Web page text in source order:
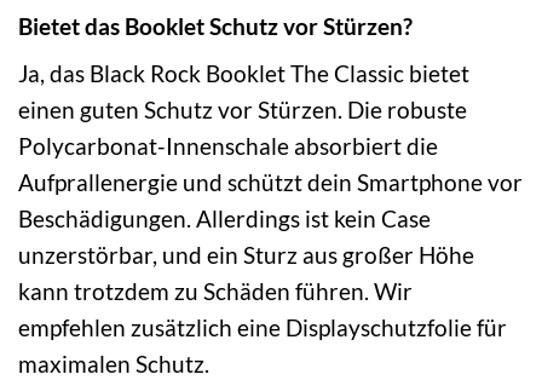
Bietet das Booklet Schutz vor Stürzen?
Ja, das Black Rock Booklet The Classic bietet
einen guten Schutz vor Stürzen. Die robuste
Polycarbonat-Innenschale absorbiert die
Aufprallenergie und schützt dein Smartphone vor
Beschädigungen. Allerdings ist kein Case
unzerstörbar, und ein Sturz aus großer Höhe
kann trotzdem zu Schäden führen. Wir
empfehlen zusätzlich eine Displayschutzfolie für
maximalen Schutz.